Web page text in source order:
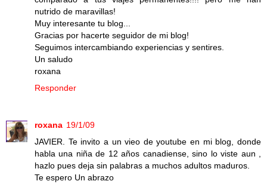
nutrido de maravillas!
Muy interesante tu blog...
Gracias por hacerte seguidor de mi blog!
Seguimos intercambiando experiencias y sentires.
Un saludo
roxana
Responder
roxana 19/1/09
JAVIER. Te invito a un vieo de youtube en mi blog, donde
habla una niña de 12 años canadiense, sino lo viste aun ,
hazlo pues deja sin palabras a muchos adultos maduros.
Te espero Un abrazo